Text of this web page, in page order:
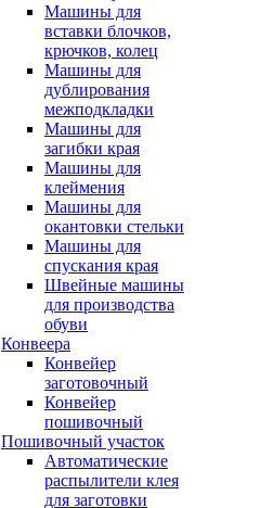
Машины для
вставки блочков,
крючков, колец
Машины для
дублирования
межподкладки
Машины для
загибки края
Машины для
клеймения
Машины для
окантовки стельки
Машины для
спускания края
Швейные машины
для производства
обуви
Конвеера
Конвейер
заготовочный
Конвейер
пошивочный
Пошивочный участок
Автоматические
распылители клея
для заготовки